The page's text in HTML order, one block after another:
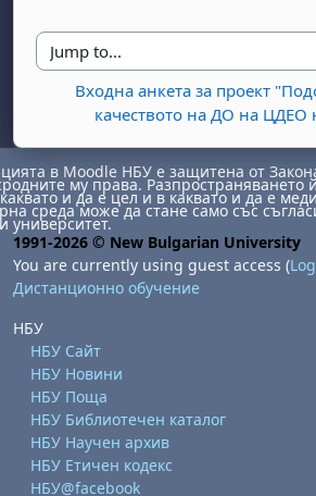
Jump to...
Входна анкета за проект
качеството на ДО на
1 August
2 August
8 August
9 August
15 August
16 August
22 August
23 August
29 August
30 August
в Moodle НБУ е защитена от
му права. Разпространяването
и да е цел и в каквато и да е
среда може да стане само със
университет.
1991-2026 © New Bulgarian University
You are currently using guest access (
Дистанционно обучение
НБУ
НБУ Сайт
НБУ Новини
НБУ Поща
НБУ Библиотечен каталог
НБУ Научен архив
НБУ Етичен кодекс
НБУ@facebook